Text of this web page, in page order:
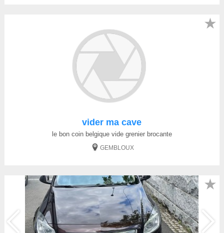
vider ma cave
le bon coin belgique vide grenier brocante
GEMBLOUX
★
★